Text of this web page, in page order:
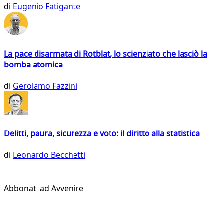
di Eugenio Fatigante
La pace disarmata di Rotblat, lo scienziato che lasciò la
bomba atomica
di Gerolamo Fazzini
Delitti, paura, sicurezza e voto: il diritto alla statistica
di Leonardo Becchetti
Abbonati ad Avvenire